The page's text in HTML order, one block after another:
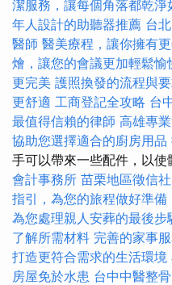
潔服務，讓每個角落都乾淨
年人設計的助聽器推薦 台
醫師 醫美療程，讓你擁有
燴，讓您的會議更加輕鬆愉
更完美 護照換發的流程與
更舒適 工商登記全攻略 台
最值得信賴的律師 高雄專
協助您選擇適合的廚房用品
手可以帶來一些配件，以使
會計事務所 苗栗地區徵信
指引，為您的旅程做好準備
為您處理親人安葬的最後步
了解所需材料 完善的家事
打造更符合需求的生活環境
房屋免於水患 台中中醫整骨